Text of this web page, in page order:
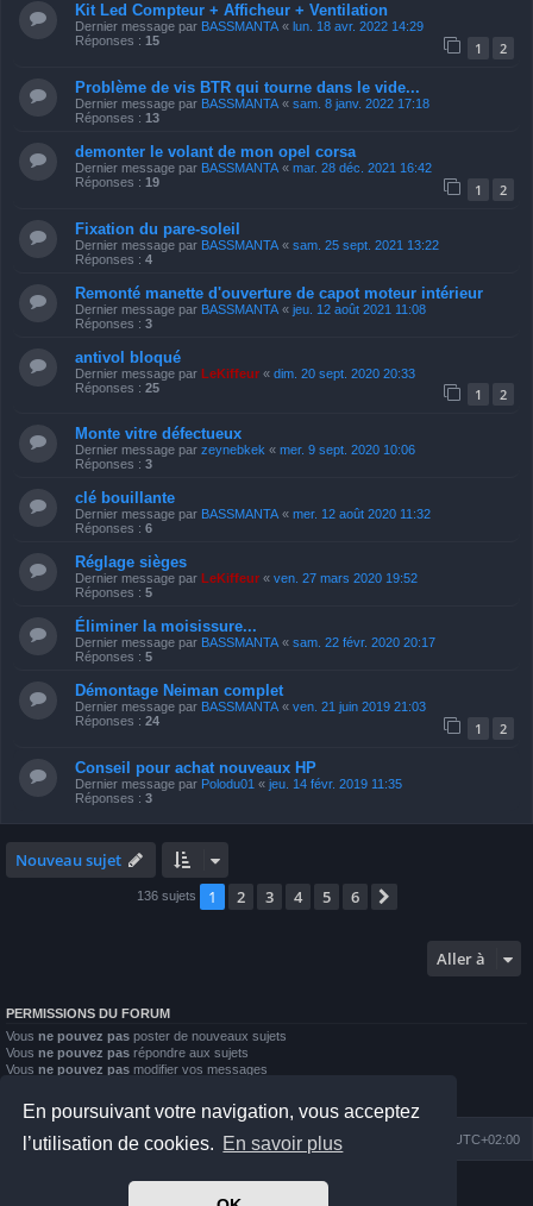
En poursuivant votre navigation, vous acceptez
l’utilisation de cookies. En savoir plus
Kit Led Compteur + Afficheur + Ventilation
Dernier message par BASSMANTA « lun. 18 avr. 2022 14:29
Réponses : 15 1 2
Problème de vis BTR qui tourne dans le vide...
Dernier message par BASSMANTA « sam. 8 janv. 2022 17:18
Réponses : 13
demonter le volant de mon opel corsa
Dernier message par BASSMANTA « mar. 28 déc. 2021 16:42
Réponses : 19 1 2
Fixation du pare-soleil
Dernier message par BASSMANTA « sam. 25 sept. 2021 13:22
Réponses : 4
Remonté manette d'ouverture de capot moteur intérieur
Dernier message par BASSMANTA « jeu. 12 août 2021 11:08
Réponses : 3
antivol bloqué
Dernier message par LeKiffeur « dim. 20 sept. 2020 20:33
Réponses : 25 1 2
Monte vitre défectueux
Dernier message par zeynebkek « mer. 9 sept. 2020 10:06
Réponses : 3
clé bouillante
Dernier message par BASSMANTA « mer. 12 août 2020 11:32
Réponses : 6
Réglage sièges
Dernier message par LeKiffeur « ven. 27 mars 2020 19:52
Réponses : 5
Éliminer la moisissure...
Dernier message par BASSMANTA « sam. 22 févr. 2020 20:17
Réponses : 5
Démontage Neiman complet
Dernier message par BASSMANTA « ven. 21 juin 2019 21:03
Réponses : 24 1 2
Conseil pour achat nouveaux HP
Dernier message par Polodu01 « jeu. 14 févr. 2019 11:35
Réponses : 3
Nouveau sujet
136 sujets 1 2 3 4 5 6
Aller à
PERMISSIONS DU FORUM
Vous ne pouvez pas poster de nouveaux sujets
Vous ne pouvez pas répondre aux sujets
Vous ne pouvez pas modifier vos messages
Vous
ne pouvez pas joindre des fichiers
Index du forum UTC+02:00
Nous contacter
Développé parphpBB® Forum Software © phpBB Limited